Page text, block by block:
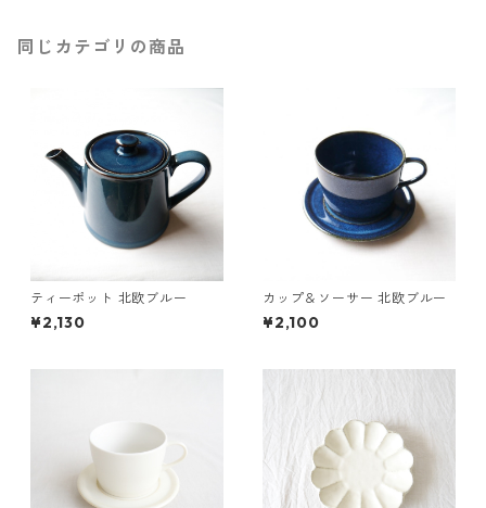
同じカテゴリの商品
ティーポット 北欧ブルー
¥2,130
カップ＆ソーサー 北欧ブルー
¥2,100